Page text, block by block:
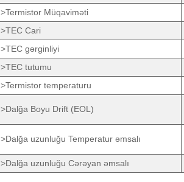
>Termistor Müqaviməti
>TEC Cari
>TEC gərginliyi
>TEC tutumu
>Termistor temperaturu
>Dalğa Boyu Drift (EOL)
>Dalğa uzunluğu Temperatur əmsalı
>Dalğa uzunluğu Cərəyan əmsalı